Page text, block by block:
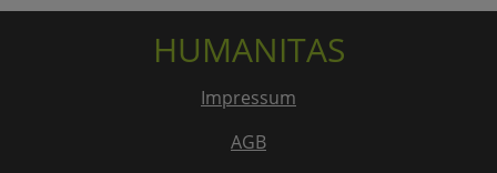
HUMANITAS
Impressum
AGB